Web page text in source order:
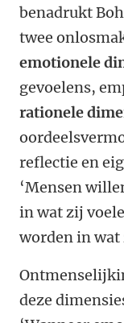
benadrukt
twee
emotionele
gevoelens,
rationele
reflectie en
‘Mensen
in wat zij
worden in wat
deze